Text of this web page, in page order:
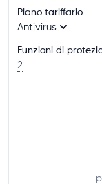
Piano tariffario
Antivirus
Funzioni di
2